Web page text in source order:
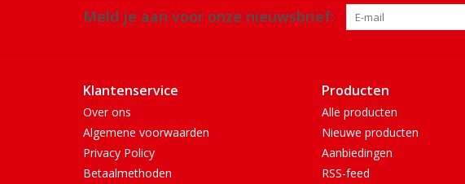
Meld je aan voor onze nieuwsbrief:
Klantenservice
Over ons
Algemene voorwaarden
Privacy Policy
Betaalmethoden
Producten
Alle producten
Nieuwe producten
Aanbiedingen
RSS-feed